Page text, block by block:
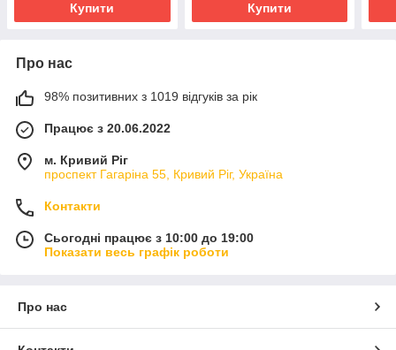
Купити Купити
Про нас
98% позитивних з 1019 відгуків за рік
Працює з 20.06.2022
м. Кривий Ріг
проспект Гагаріна 55, Кривий Ріг, Україна
Контакти
Сьогодні працює з 10:00 до 19:00
Показати весь графік роботи
Про нас